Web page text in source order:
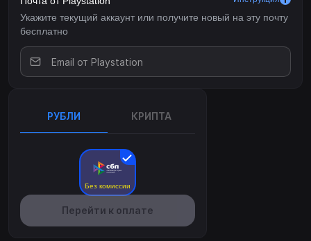
Укажите текущий аккаунт или получите новый на эту почту
бесплатно
РУБЛИ КРИПТА
Без комиссии
Перейти к оплате